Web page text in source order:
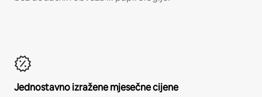
Jednostavno izražene mjesečne cijene